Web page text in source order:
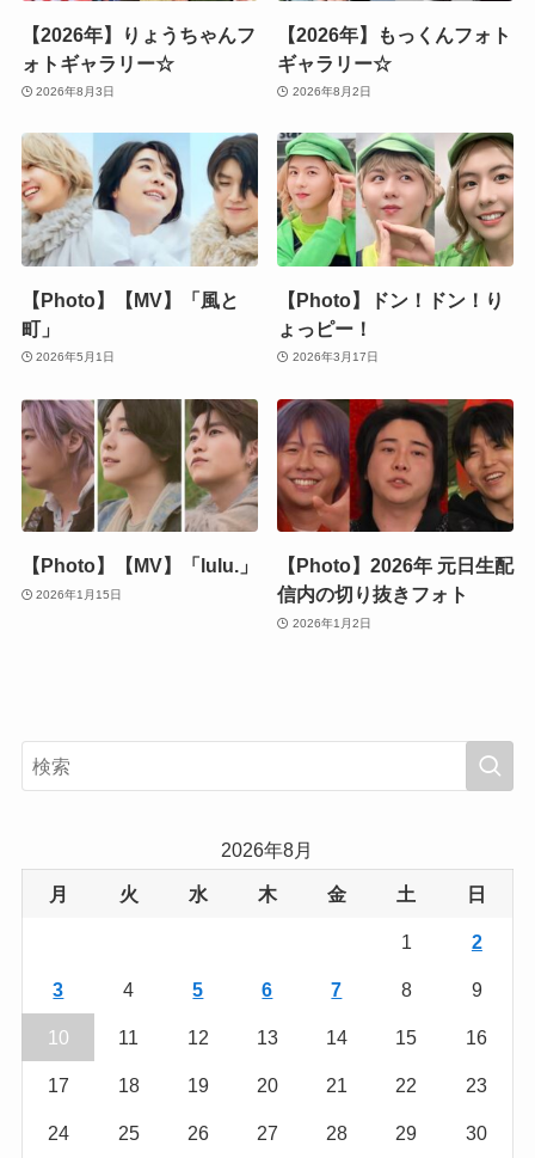
【2026年】りょうちゃんフ
ォトギャラリー☆
2026年8月3日
【2026年】もっくんフォト
ギャラリー☆
2026年8月2日
【Photo】【MV】「風と
町」
2026年5月1日
【Photo】ドン！ドン！り
ょっピー！
2026年3月17日
【Photo】【MV】「lulu.」
2026年1月15日
【Photo】2026年 元日生配
信内の切り抜きフォト
2026年1月2日
2026年8月
月 火 水 木 金 土 日
1 2
3 4 5 6 7 8 9
10 11 12 13 14 15 16
17 18 19 20 21 22 23
24 25 26 27 28 29 30